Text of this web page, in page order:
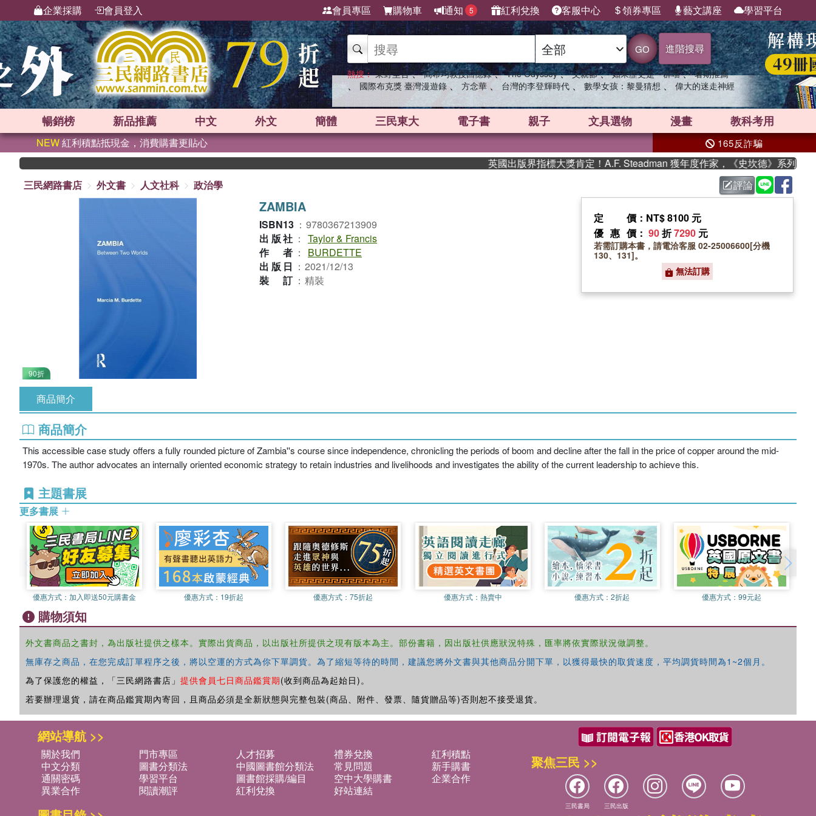
企業採購 會員登入 會員專區 購物車 通知 5 紅利兌換 客服中心 領券專區 藝文講座 學習平台
GO 進階搜尋
熱搜： 東野圭吾 、 高希均教授回憶錄 、 The Odyssey 、 父親節 、 如果歷史是一群喵 、 暑期推薦
、 國際布克獎 臺灣漫遊錄 、 方念華 、 台灣的李登輝時代 、 數學女孩：黎曼猜想 、 偉大的迷走神經
暢銷榜 新品推薦 中文 外文 簡體 三民東大 電子書 親子 文具選物 漫畫 教科考用
NEW紅利積點抵現金，消費購書更貼心 165反詐騙
英國出版界指標大獎肯定！A.F. Steadman 獲年度作家，《史坎德》系列帶你踏
三民網路書店
外文書 人文社科 政治學 評論
90折
ZAMBIA
ISBN13 ： 9780367213909
出版社 ： Taylor & Francis
作者 ：
BURDETTE
出版日 ： 2021/12/13
裝訂 ： 精裝
定價 ：NT$ 8100 元
優惠價 ： 90折7290 元
若需訂購本書，請電洽客服 02-25006600[分機
130、131]。
無法訂購
商品簡介
商品簡介
This accessible case study offers a fully rounded picture of Zambia''s course since independence, chronicling the periods of boom and decline after the fall in the price of copper around the mid-
1970s. The author advocates an internally oriented economic strategy to retain industries and livelihoods and investigates the ability of the current leadership to achieve this.
主題書展
更多書展
優惠方式： 加入即送50元購書金 優惠方式： 19折起 優惠方式：75折起 優惠方式： 熱賣中 優惠方式：2折起 優惠方式：99元起
購物須知
外文書商品之書封，為出版社提供之樣本。實際出貨商品，以出版社所提供之現有版本為主。部份書籍，因出版社供應狀況特殊，匯率將依實際狀況做調整。
無庫存之商品，在您完成訂單程序之後，將以空運的方式為你下單調貨。為了縮短等待的時間，建議您將外文書與其他商品分開下單，以獲得最快的取貨速度，平均調貨時間為1~2個月。
為了保護您的權益，「三民網路書店」 提供會員七日商品鑑賞期(收到商品為起始日)。
若要辦理退貨，請在商品鑑賞期內寄回，且商品必須是全新狀態與完整包裝(商品、附件、發票、隨貨贈品等)否則恕不接受退貨。
網站導航 >>
關於我們 門市專區 人才招募 禮券兌換
紅利積點
中文分類
圖書分類法 中國圖書館分類法 常見問題
新手購書
通關密碼
學習平台 圖書館採購/編目 空中大學購書
企業合作
異業合作
閱讀潮評 紅利兌換 好站連結
聚焦三民 >>
三民書局 三民出版